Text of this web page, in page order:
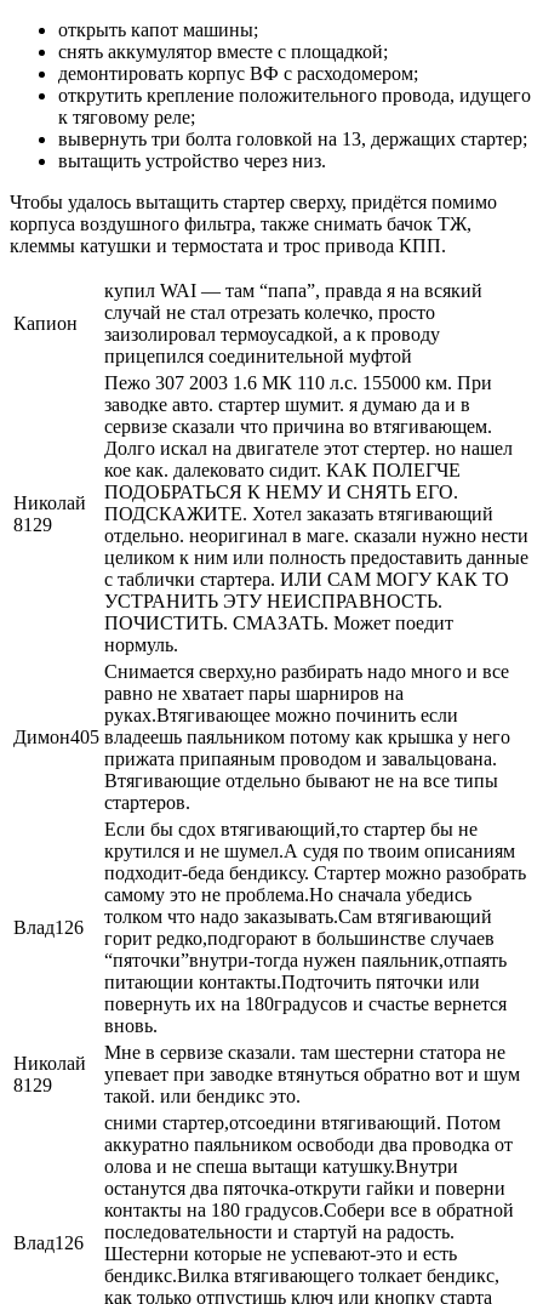
открыть капот машины;
снять аккумулятор вместе с площадкой;
демонтировать корпус ВФ с расходомером;
открутить крепление положительного провода, идущего
к тяговому реле;
вывернуть три болта головкой на 13, держащих стартер;
вытащить устройство через низ.
Чтобы удалось вытащить стартер сверху, придётся помимо
корпуса воздушного фильтра, также снимать бачок ТЖ,
клеммы катушки и термостата и трос привода КПП.
Капион
купил WAI — там “папа”, правда я на всякий
случай не стал отрезать колечко, просто
заизолировал термоусадкой, а к проводу
прицепился соединительной муфтой
Николай
8129
Пежо 307 2003 1.6 МК 110 л.с. 155000 км. При
заводке авто. стартер шумит. я думаю да и в
сервизе сказали что причина во втягивающем.
Долго искал на двигателе этот стертер. но нашел
кое как. далековато сидит. КАК ПОЛЕГЧЕ
ПОДОБРАТЬСЯ К НЕМУ И СНЯТЬ ЕГО.
ПОДСКАЖИТЕ. Хотел заказать втягивающий
отдельно. неоригинал в маге. сказали нужно нести
целиком к ним или полность предоставить данные
с таблички стартера. ИЛИ САМ МОГУ КАК ТО
УСТРАНИТЬ ЭТУ НЕИСПРАВНОСТЬ.
ПОЧИСТИТЬ. СМАЗАТЬ. Может поедит
нормуль.
Димон405
Снимается сверху,но разбирать надо много и все
равно не хватает пары шарниров на
руках.Втягивающее можно починить если
владеешь паяльником потому как крышка у него
прижата припаяным проводом и завальцована.
Втягивающие отдельно бывают не на все типы
стартеров.
Влад126
Если бы сдох втягивающий,то стартер бы не
крутился и не шумел.А судя по твоим описаниям
подходит-беда бендиксу. Стартер можно разобрать
самому это не проблема.Но сначала убедись
толком что надо заказывать.Сам втягивающий
горит редко,подгорают в большинстве случаев
“пяточки”внутри-тогда нужен паяльник,отпаять
питающии контакты.Подточить пяточки или
повернуть их на 180градусов и счастье вернется
вновь.
Николай
8129
Мне в сервизе сказали. там шестерни статора не
упевает при заводке втянуться обратно вот и шум
такой. или бендикс это.
Влад126
сними стартер,отсоедини втягивающий. Потом
аккуратно паяльником освободи два проводка от
олова и не спеша вытащи катушку.Внутри
останутся два пяточка-открути гайки и поверни
контакты на 180 градусов.Собери все в обратной
последовательности и стартуй на радость.
Шестерни которые не успевают-это и есть
бендикс.Вилка втягивающего толкает бендикс,
как только отпустишь ключ или кнопку старта